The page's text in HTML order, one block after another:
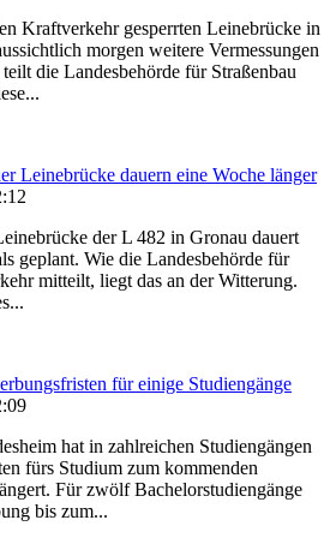
Kraftverkehr gesperrten Leinebrücke in
morgen weitere Vermessungen
die Landesbehörde für Straßenbau
Leinebrücke dauern eine Woche länger
der L 482 in Gronau dauert
geplant. Wie die Landesbehörde für
mitteilt, liegt das an der Witterung.
für einige Studiengänge
hat in zahlreichen Studiengängen
fürs Studium zum kommenden
Für zwölf Bachelorstudiengänge
bis zum...